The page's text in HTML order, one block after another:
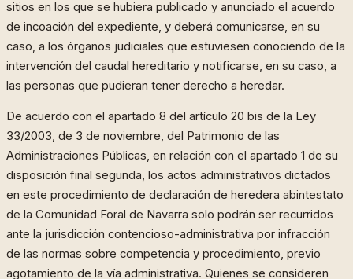
sitios en los que se hubiera publicado y anunciado el acuerdo
de incoación del expediente, y deberá comunicarse, en su
caso, a los órganos judiciales que estuviesen conociendo de la
intervención del caudal hereditario y notificarse, en su caso, a
las personas que pudieran tener derecho a heredar.
De acuerdo con el apartado 8 del artículo 20 bis de la Ley
33/2003, de 3 de noviembre, del Patrimonio de las
Administraciones Públicas, en relación con el apartado 1 de su
disposición final segunda, los actos administrativos dictados
en este procedimiento de declaración de heredera abintestato
de la Comunidad Foral de Navarra solo podrán ser recurridos
ante la jurisdicción contencioso-administrativa por infracción
de las normas sobre competencia y procedimiento, previo
agotamiento de la vía administrativa. Quienes se consideren